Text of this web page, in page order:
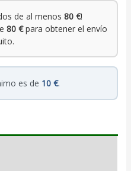
de al menos 80 €!
80 €para obtener el envío
es de 10 €.